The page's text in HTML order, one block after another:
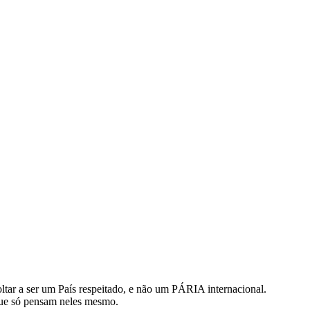
a ser um País respeitado, e não um PÁRIA internacional.
só pensam neles mesmo.